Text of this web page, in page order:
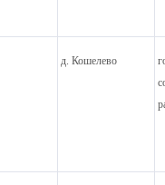
д. Кошелево